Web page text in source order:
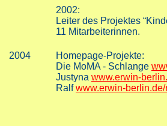
2002:
Leiter des Projektes
11 Mitarbeiterinnen.
2004
Homepage-Projekte:
Die MoMA - Schlange
Justyna www.erwin-
Ralfwww.erwin-berlin.de/